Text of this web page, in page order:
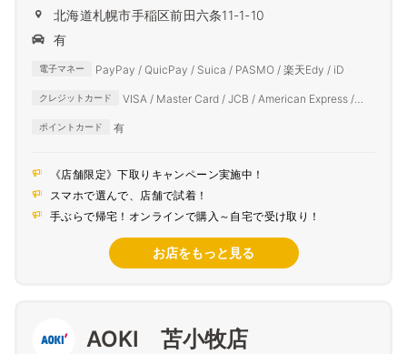
がござ...
北海道札幌市手稲区前田六条11-1-10
有
電子マネー PayPay / QuicPay / Suica / PASMO / 楽天Edy / iD
クレジットカード
VISA / Master Card / JCB / American Express /
ポイントカード 有
《店舗限定》下取りキャンペーン実施中！
スマホで選んで、店舗で試着！
手ぶらで帰宅！オンラインで購入～自宅で受け取り！
お店をもっと見る
AOKI 苫小牧店